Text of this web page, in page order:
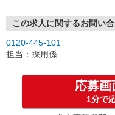
この求人に関するお問い
0120-445-101
担当：採用係
応募画
1分で